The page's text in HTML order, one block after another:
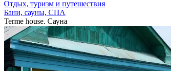
Отдых, туризм и путешествия
Бани, сауны, СПА
Terme house. Сауна